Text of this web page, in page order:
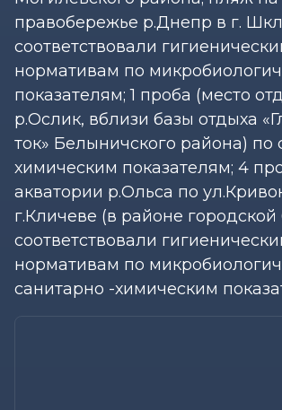
правобережье р.Днепр в г.
соответствовали
нормативам по
показателям; 1 проба (место
р.Ослик, вблизи базы отдыха
ток» Белыничского района) по
химическим показателям; 4
акватории р.Ольса по
г.Кличеве (в районе
соответствовали
нормативам по
санитарно -химическим